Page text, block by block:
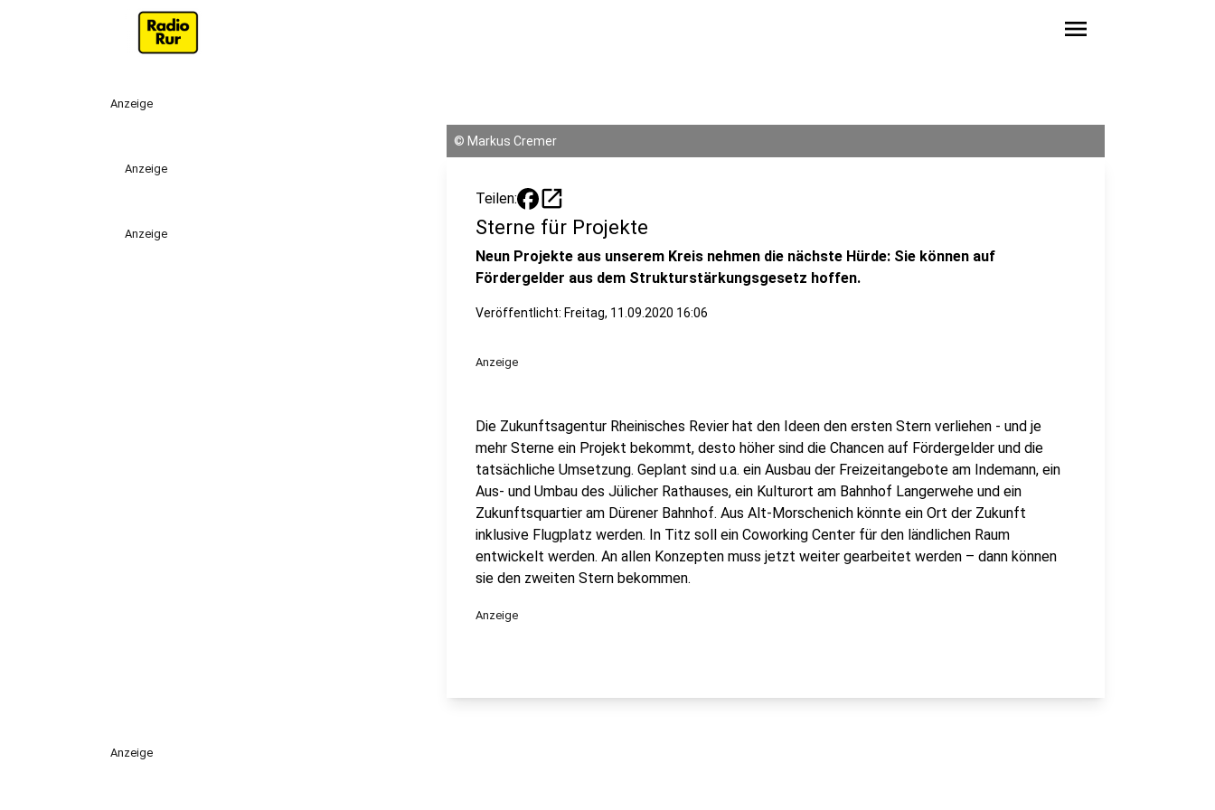
menu
Anzeige
Anzeige
Anzeige
© Markus Cremer
Teilen: open_in_new
Sterne für Projekte
Neun Projekte aus unserem Kreis nehmen die nächste Hürde: Sie können auf
Fördergelder aus dem Strukturstärkungsgesetz hoffen.
Veröffentlicht: Freitag, 11.09.2020 16:06
Anzeige
Die Zukunftsagentur Rheinisches Revier hat den Ideen den ersten Stern verliehen - und je
mehr Sterne ein Projekt bekommt, desto höher sind die Chancen auf Fördergelder und die
tatsächliche Umsetzung. Geplant sind u.a. ein Ausbau der Freizeitangebote am Indemann, ein
Aus- und Umbau des Jülicher Rathauses, ein Kulturort am Bahnhof Langerwehe und ein
Zukunftsquartier am Dürener Bahnhof. Aus Alt-Morschenich könnte ein Ort der Zukunft
inklusive Flugplatz werden. In Titz soll ein Coworking Center für den ländlichen Raum
entwickelt werden. An allen Konzepten muss jetzt weiter gearbeitet werden – dann können
sie den zweiten Stern bekommen.
Anzeige
Anzeige